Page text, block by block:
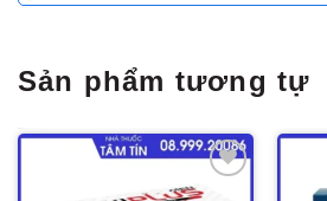
Sản phẩm tương tự